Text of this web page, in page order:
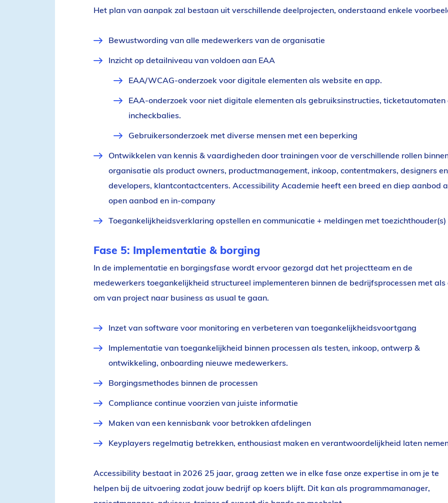
Het plan van aanpak zal bestaan uit verschillende deelprojecten, onderstaand enkele
Bewustwording van alle medewerkers van de organisatie
Inzicht op detailniveau van voldoen aan EAA
EAA/WCAG-onderzoek voor digitale elementen als website en app.
EAA-onderzoek voor niet digitale elementen als gebruiksinstructies, ticketautomaten
incheckbalies.
Gebruikersonderzoek met diverse mensen met een beperking
Ontwikkelen van kennis & vaardigheden door trainingen voor de verschillende rollen
organisatie als product owners, productmanagement, inkoop, contentmakers, designers en
developers, klantcontactcenters. Accessibility Academie heeft een breed en diep aanbod
open aanbod en in-company
Toegankelijkheidsverklaring opstellen en communicatie + meldingen met toezichthouder(s)
Fase 5: Implementatie & borging
In de implementatie en borgingsfase wordt ervoor gezorgd dat het projectteam en de
medewerkers toegankelijkheid structureel implementeren binnen de bedrijfsprocessen met als
om van project naar business as usual te gaan.
Inzet van software voor monitoring en verbeteren van toegankelijkheidsvoortgang
Implementatie van toegankelijkheid binnen processen als testen, inkoop, ontwerp &
ontwikkeling, onboarding nieuwe medewerkers.
Borgingsmethodes binnen de processen
Compliance continue voorzien van juiste informatie
Maken van een kennisbank voor betrokken afdelingen
Keyplayers regelmatig betrekken, enthousiast maken en verantwoordelijkheid laten
Accessibility bestaat in 2026 25 jaar, graag zetten we in elke fase onze expertise in om je te
helpen bij de uitvoering zodat jouw bedrijf op koers blijft. Dit kan als programmamanager,